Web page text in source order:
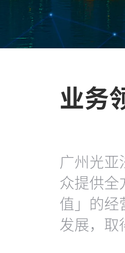
业务
广州光
众提供
值」的经
发展，取